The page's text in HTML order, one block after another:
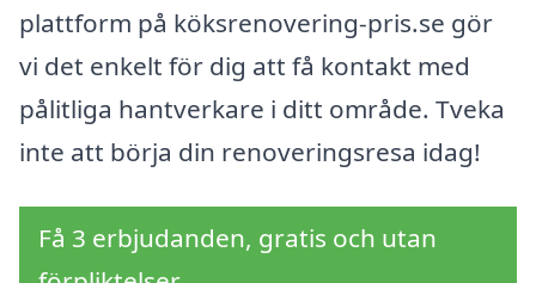
plattform på köksrenovering-pris.se gör
vi det enkelt för dig att få kontakt med
pålitliga hantverkare i ditt område. Tveka
inte att börja din renoveringsresa idag!
Få 3 erbjudanden, gratis och utan